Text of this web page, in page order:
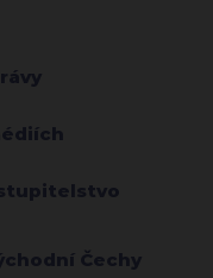
Čechy